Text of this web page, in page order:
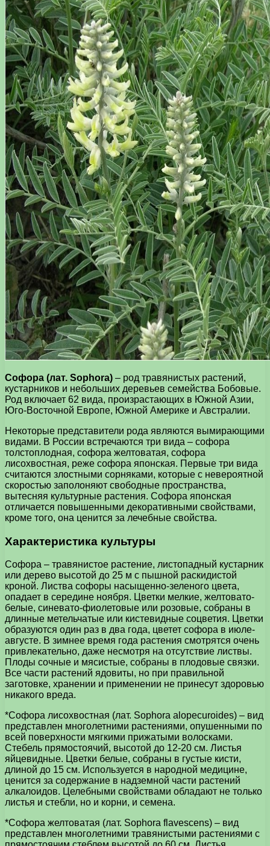
Софора (лат. Sophora) – род травянистых растений,
кустарников и небольших деревьев семейства Бобовые.
Род включает 62 вида, произрастающих в Южной Азии,
Юго-Восточной Европе, Южной Америке и Австралии.
Некоторые представители рода являются вымирающими
видами. В России встречаются три вида – софора
толстоплодная, софора желтоватая, софора
лисохвостная, реже софора японская. Первые три вида
считаются злостными сорняками, которые с невероятной
скоростью заполоняют свободные пространства,
вытесняя культурные растения. Софора японская
отличается повышенными декоративными свойствами,
кроме того, она ценится за лечебные свойства.
Характеристика культуры
Софора – травянистое растение, листопадный кустарник
или дерево высотой до 25 м с пышной раскидистой
кроной. Листва софоры насыщенно-зеленого цвета,
опадает в середине ноября. Цветки мелкие, желтовато-
белые, синевато-фиолетовые или розовые, собраны в
длинные метельчатые или кистевидные соцветия. Цветки
образуются один раз в два года, цветет софора в июле-
августе. В зимнее время года растения смотрятся очень
привлекательно, даже несмотря на отсутствие листвы.
Плоды сочные и мясистые, собраны в плодовые связки.
Все части растений ядовиты, но при правильной
заготовке, хранении и применении не принесут здоровью
никакого вреда.
*Софора лисохвостная (лат. Sophora alopecuroides) – вид
представлен многолетними растениями, опушенными по
всей поверхности мягкими прижатыми волосками.
Стебель прямостоячий, высотой до 12-20 см. Листья
яйцевидные. Цветки белые, собраны в густые кисти,
длиной до 15 см. Используется в народной медицине,
ценится за содержание в надземной части растений
алкалоидов. Целебными свойствами обладают не только
листья и стебли, но и корни, и семена.
*Софора желтоватая (лат. Sophora flavescens) – вид
представлен многолетними травянистыми растениями с